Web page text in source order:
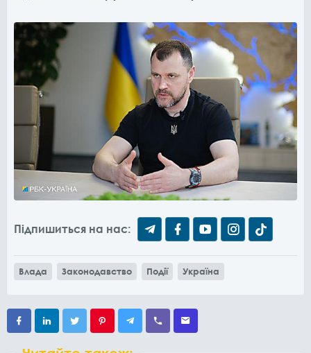
Підпишиться на нас:
Влада Законодавство Події Україна